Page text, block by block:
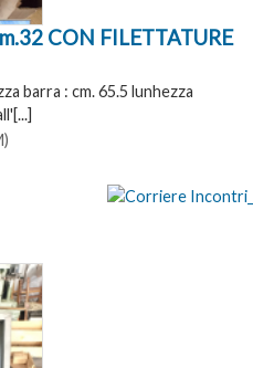
CON FILETTATURE
barra : cm. 65.5 lunhezza